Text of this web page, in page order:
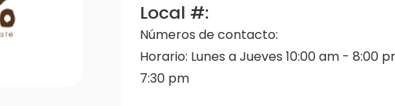
Local #:
Números de contacto:
Horario: Lunes a Jueves 10:00 am - 8:00
7:30 pm